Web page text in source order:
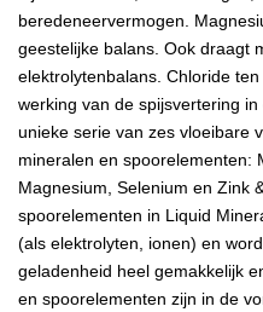
beredeneervermogen.
geestelijke balans. Ook draagt
elektrolytenbalans. Chloride
werking van de spijsvertering
unieke serie van zes vloeibare
mineralen en spoorelementen:
Magnesium, Selenium en Zink
spoorelementen in Liquid
(als elektrolyten, ionen) en
geladenheid heel gemakkelijk
en spoorelementen zijn in de